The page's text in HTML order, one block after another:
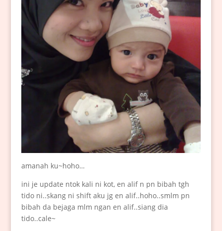
amanah ku~hoho…
ini je update ntok kali ni kot, en alif n pn bibah tgh
tido ni..skang ni shift aku jg en alif..hoho..smlm pn
bibah da bejaga mlm ngan en alif..siang dia
tido..cale~